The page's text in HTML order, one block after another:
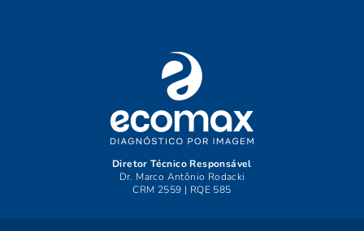
Diretor Técnico Responsável
Dr. Marco Antônio Rodacki
CRM 2559 | RQE 585